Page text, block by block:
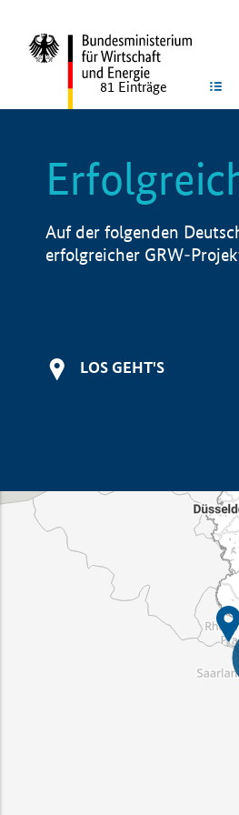
81 Einträge
Auf der folgenden
erfolgreicher GRW-
LOS GEHT'S